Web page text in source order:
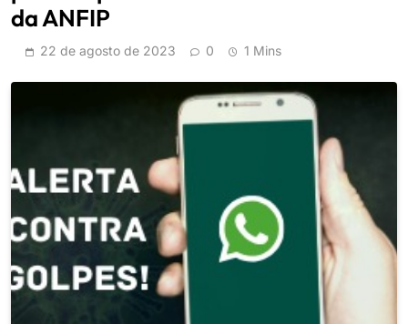
da ANFIP
22 de agosto de 2023 0 1 Mins